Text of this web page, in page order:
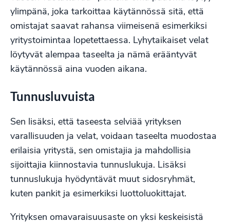
ylimpänä, joka tarkoittaa käytännössä sitä, että
omistajat saavat rahansa viimeisenä esimerkiksi
yritystoimintaa lopetettaessa. Lyhytaikaiset velat
löytyvät alempaa taseelta ja nämä erääntyvät
käytännössä aina vuoden aikana.
Tunnusluvuista
Sen lisäksi, että taseesta selviää yrityksen
varallisuuden ja velat, voidaan taseelta muodostaa
erilaisia yritystä, sen omistajia ja mahdollisia
sijoittajia kiinnostavia tunnuslukuja. Lisäksi
tunnuslukuja hyödyntävät muut sidosryhmät,
kuten pankit ja esimerkiksi luottoluokittajat.
Yrityksen omavaraisuusaste on yksi keskeisistä